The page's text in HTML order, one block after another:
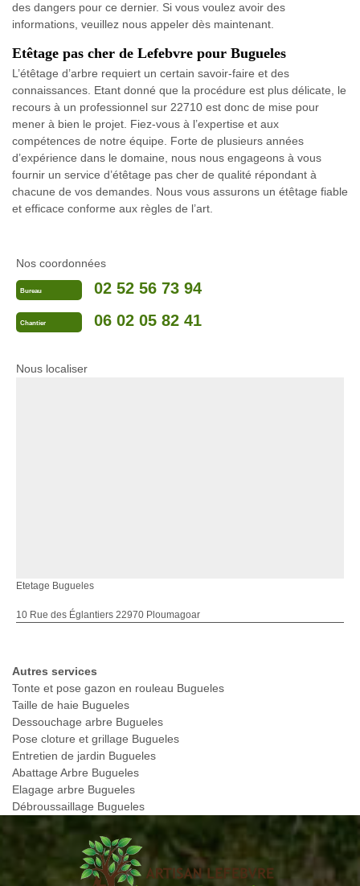
des dangers pour ce dernier. Si vous voulez avoir des
informations, veuillez nous appeler dès maintenant.
Etêtage pas cher de Lefebvre pour Bugueles
L’étêtage d’arbre requiert un certain savoir-faire et des
connaissances. Etant donné que la procédure est plus délicate, le
recours à un professionnel sur 22710 est donc de mise pour
mener à bien le projet. Fiez-vous à l’expertise et aux
compétences de notre équipe. Forte de plusieurs années
d’expérience dans le domaine, nous nous engageons à vous
fournir un service d’étêtage pas cher de qualité répondant à
chacune de vos demandes. Nous vous assurons un étêtage fiable
et efficace conforme aux règles de l’art.
Nos coordonnées
Bureau 02 52 56 73 94
Chantier 06 02 05 82 41
Nous localiser
Etetage Bugueles
10 Rue des Églantiers 22970 Ploumagoar
Autres services
Tonte et pose gazon en rouleau Bugueles
Taille de haie Bugueles
Dessouchage arbre Bugueles
Pose cloture et grillage Bugueles
Entretien de jardin Bugueles
Abattage Arbre Bugueles
Elagage arbre Bugueles
Débroussaillage Bugueles